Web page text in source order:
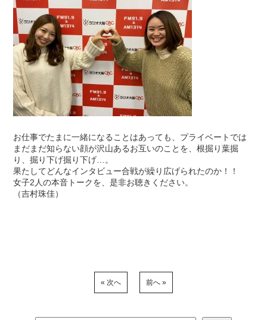
お仕事でたまに一緒になることはあっても、プライベートでは
まだまだ知らない顔が沢山あるお互いのことを、根掘り葉掘
り、掘り下げ掘り下げ…。
果たしてどんなインタビュー合戦が繰り広げられたのか！！
女子2人の本音トークを、是非お聴きください。
（吉村珠佳）
« 次へ 前へ »